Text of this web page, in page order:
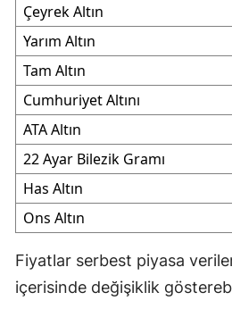
Çeyrek Altın
Yarım Altın
Tam Altın
Cumhuriyet Altını
ATA Altın
22 Ayar Bilezik Gramı
Has Altın
Ons Altın
Fiyatlar serbest piyasa
içerisinde değişiklik